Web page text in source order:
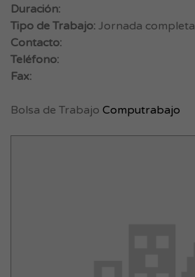
Duración:
Tipo de Trabajo: Jornada completa
Contacto:
Teléfono:
Fax:
Bolsa de Trabajo Computrabajo